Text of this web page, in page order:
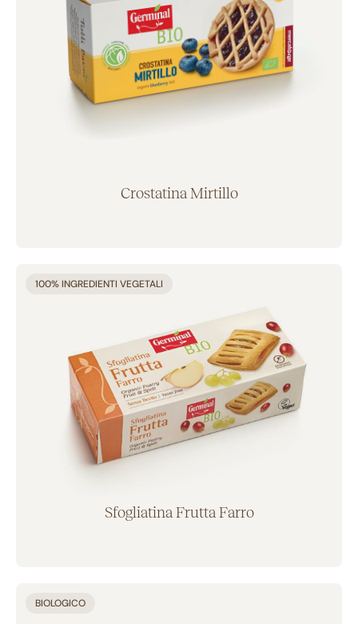
Crostatina Mirtillo
Aggiunto al carrello
100% INGREDIENTI VEGETALI
Sfogliatina Frutta Farro
BIOLOGICO